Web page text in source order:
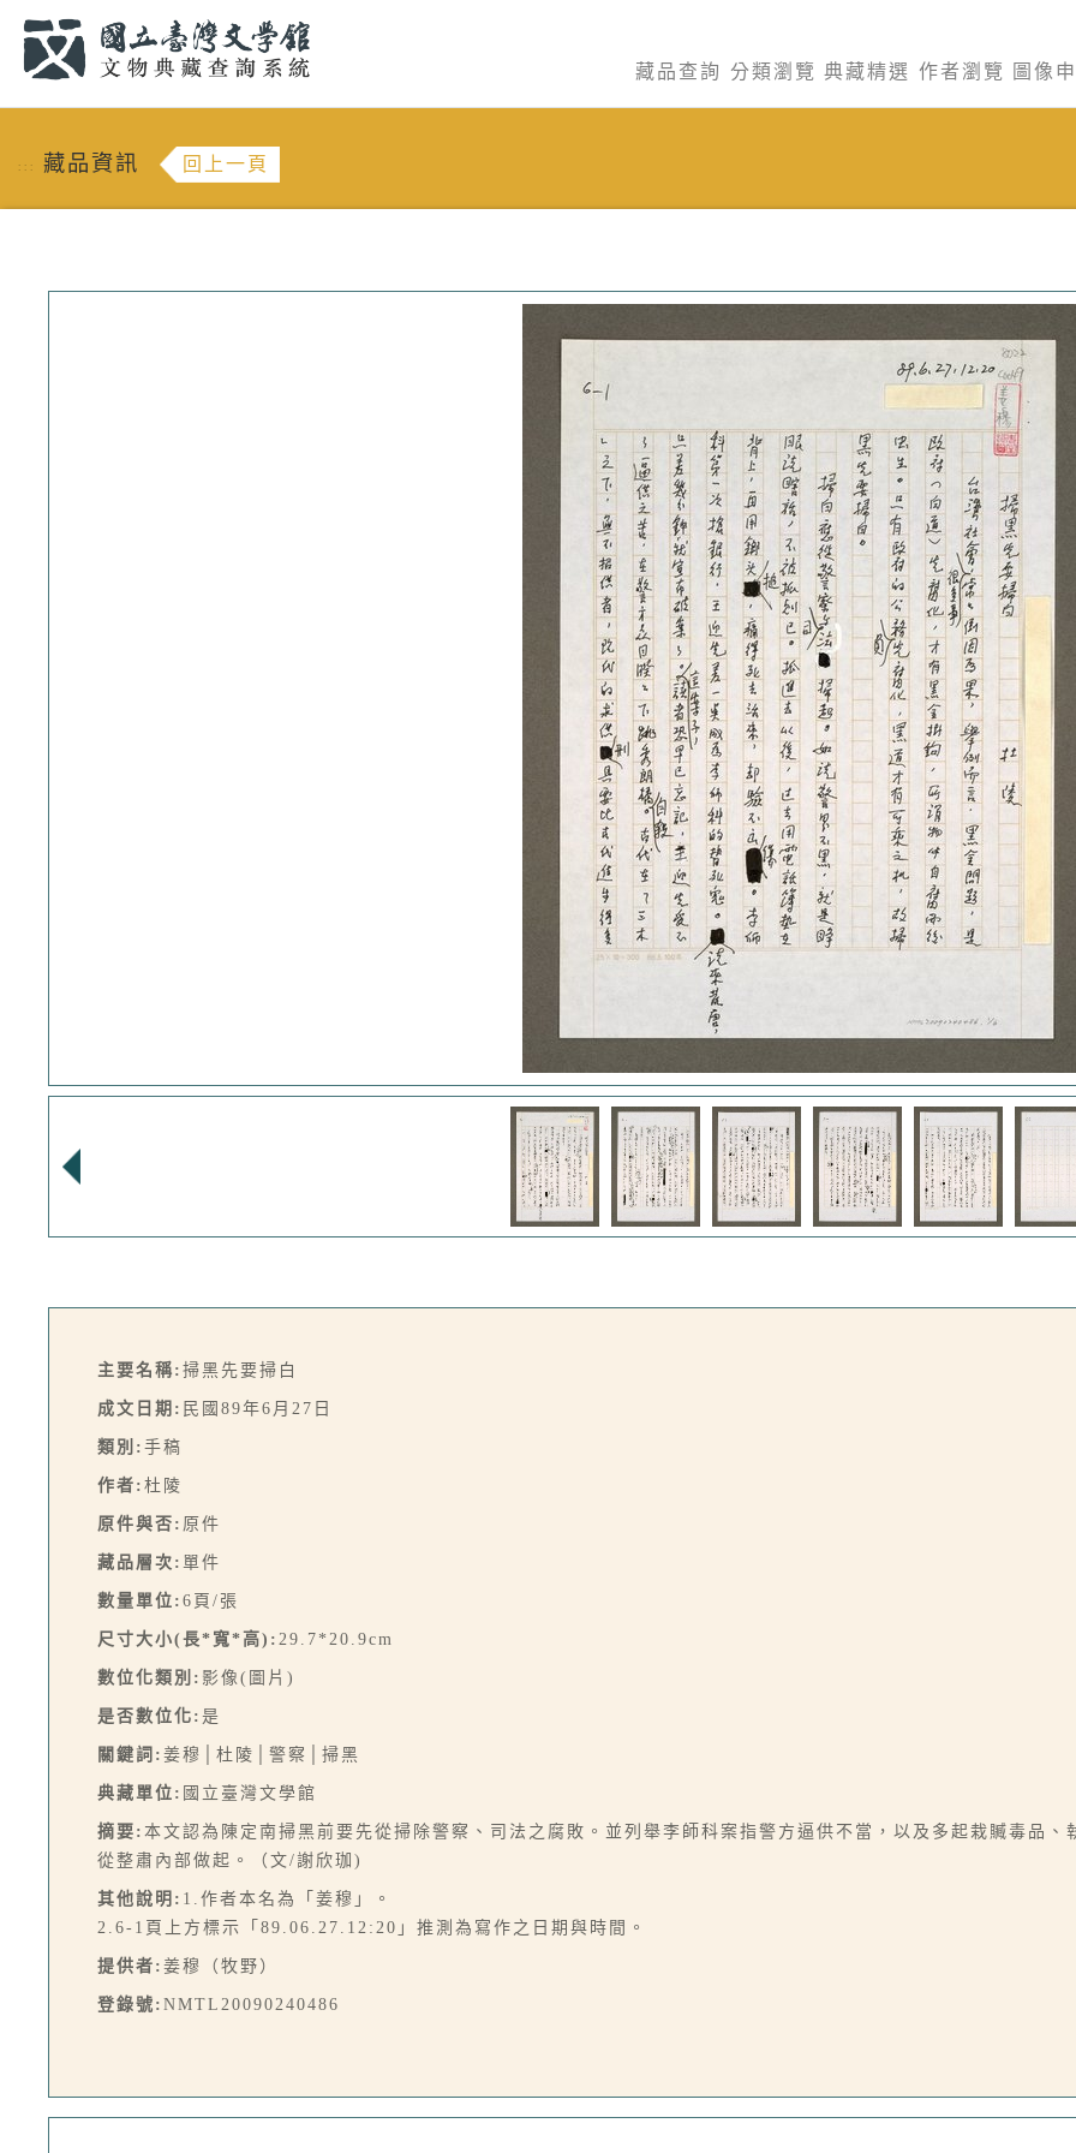
藏品查詢 分類瀏覽 典藏精選 作者瀏覽 圖像
::: 藏品資訊 回上一頁
主要名稱: 掃黑先要掃白
成文日期: 民國89年6月27日
類別: 手稿
作者: 杜陵
原件與否: 原件
藏品層次: 單件
數量單位: 6頁/張
尺寸大小(長*寬*高): 29.7*20.9cm
數位化類別: 影像(圖片)
是否數位化: 是
關鍵詞: 姜穆│杜陵│警察│掃黑
典藏單位: 國立臺灣文學館
摘要: 本文認為陳定南掃黑前要先從掃除警察、司法之腐敗。並列舉李師科案指警方逼供不當，以及多起栽贓毒品
從整肅內部做起。（文/謝欣珈)
其他說明: 1.作者本名為「姜穆」。
2.6-1頁上方標示「89.06.27.12:20」推測為寫作之日期與時間。
提供者: 姜穆（牧野）
登錄號: NMTL20090240486